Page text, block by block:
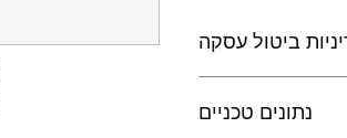
ביטול עסקה
המוצר באריזתו המקורית ולא יאוחר מ14 יום מתאריך
נתונים טכניים